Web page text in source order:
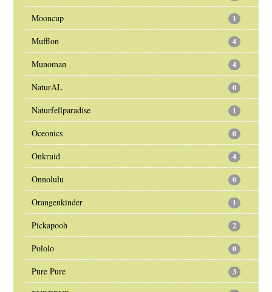
Mooncup 1
Mufflon 4
Munoman 4
NaturAL 0
Naturfellparadise 1
Oceonics 0
Onkruid 4
Onnolulu 0
Orangenkinder 1
Pickapooh 2
Pololo 0
Pure Pure 3